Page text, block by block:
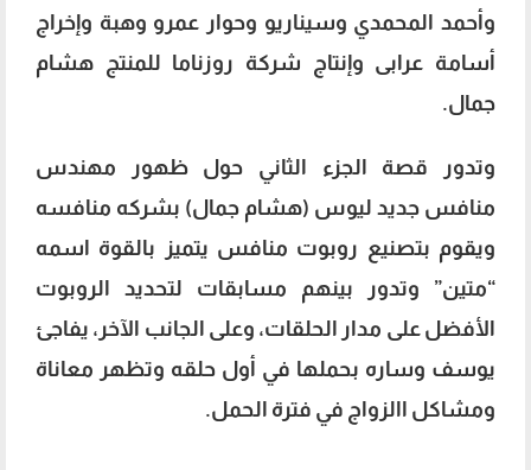
وأحمد المحمدي وسيناريو وحوار عمرو وهبة وإخراج
أسامة عرابى وإنتاج شركة روزناما للمنتج هشام
جمال.
وتدور قصة الجزء الثاني حول ظهور مهندس
منافس جديد ليوس (هشام جمال) بشركه منافسه
ويقوم بتصنيع روبوت منافس يتميز بالقوة اسمه
“متين” وتدور بينهم مسابقات لتحديد الروبوت
الأفضل على مدار الحلقات، وعلى الجانب الآخر، يفاجئ
يوسف وساره بحملها في أول حلقه وتظهر معاناة
ومشاكل االزواج في فترة الحمل.